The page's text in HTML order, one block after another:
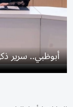
أبوظبي.. سرير